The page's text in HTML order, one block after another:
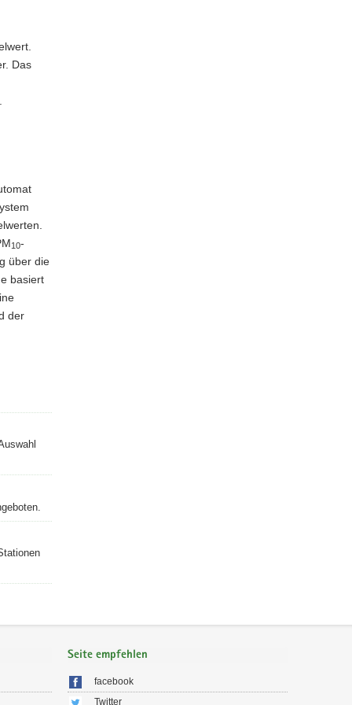
Das
10-
über die
basiert
der
Seite empfehlen
facebook
Twitter